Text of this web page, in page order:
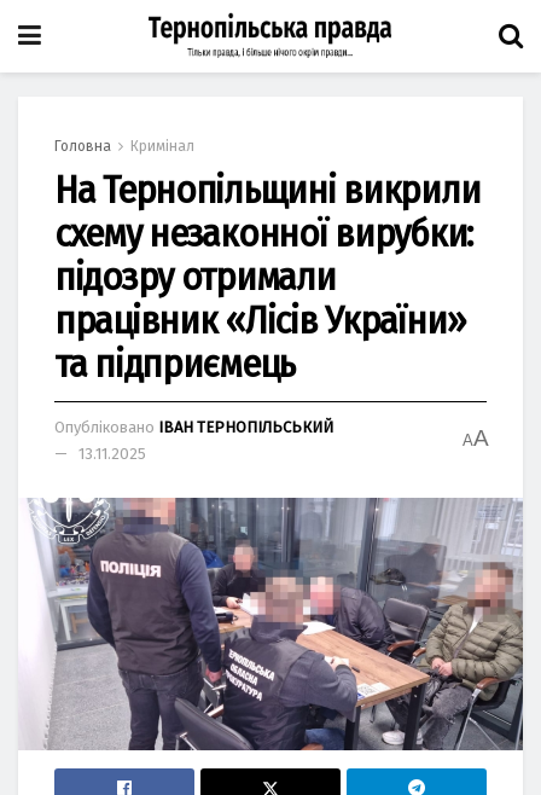
Головна Кримінал
На Тернопільщині викрили
схему незаконної вирубки:
підозру отримали
працівник «Лісів України»
та підприємець
Опубліковано ІВАН ТЕРНОПІЛЬСЬКИЙ
13.11.2025
AA